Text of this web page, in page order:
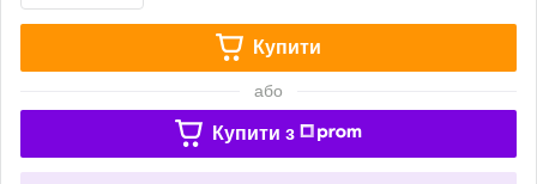
Купити
або
Купити з